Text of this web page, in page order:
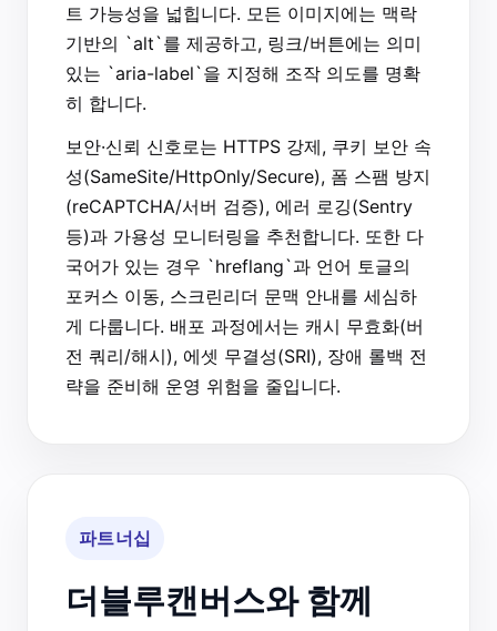
트 가능성을 넓힙니다. 모든 이미지에는 맥락
기반의 `alt`를 제공하고, 링크/버튼에는 의미
있는 `aria-label`을 지정해 조작 의도를 명확
히 합니다.
보안·신뢰 신호로는 HTTPS 강제, 쿠키 보안 속
성(SameSite/HttpOnly/Secure), 폼 스팸 방지
(reCAPTCHA/서버 검증), 에러 로깅(Sentry
등)과 가용성 모니터링을 추천합니다. 또한 다
국어가 있는 경우 `hreflang`과 언어 토글의
포커스 이동, 스크린리더 문맥 안내를 세심하
게 다룹니다. 배포 과정에서는 캐시 무효화(버
전 쿼리/해시), 에셋 무결성(SRI), 장애 롤백 전
략을 준비해 운영 위험을 줄입니다.
파트너십
더블루캔버스와 함께